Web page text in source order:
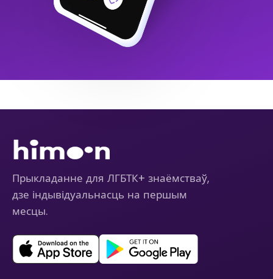
Прыкладанне для ЛГБТК+ знаёмстваў,
дзе індывідуальнасць на першым
месцы.